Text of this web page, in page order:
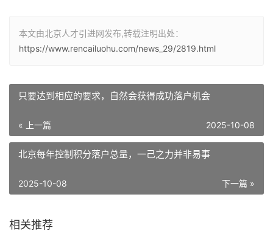
本文由北京人才引进网发布,转载注明出处：
https://www.rencailuohu.com/news_29/2819.html
只要达到相应的要求，自然会获得成功落户机会
« 上一篇 2025-10-08
北京每年控制积分落户总量，一己之力并非易事
下一篇 »
2025-10-08
相关推荐